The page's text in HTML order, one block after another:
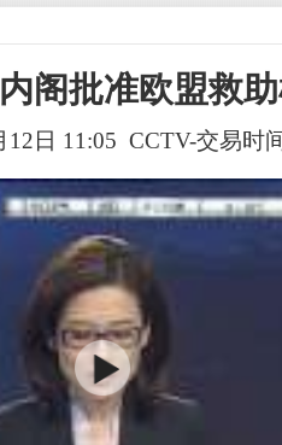
阁批准欧盟救
12日 11:05 CCTV-交易时